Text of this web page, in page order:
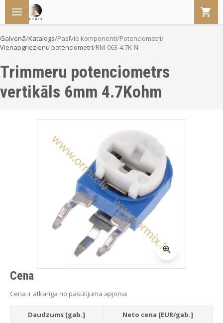
Galvenā/Katalogs/Pasīvie komponenti/Potenciometri/
Vienapgriezienu potenciometri/RM-063-4.7K-N
Trimmeru potenciometrs
vertikāls 6mm 4.7Kohm
Cena
Cena ir atkarīga no pasūtījuma apjoma
Daudzums [gab.] Neto cena [EUR/gab.]